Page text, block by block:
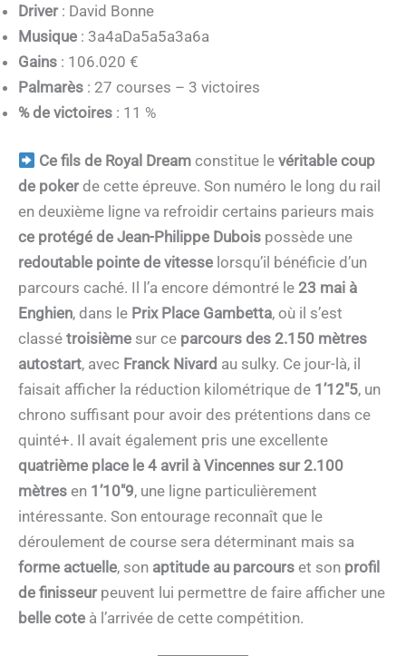
Driver: David Bonne
Musique : 3a4aDa5a5a3a6a
Gains : 106.020 €
Palmarès : 27 courses – 3 victoires
% de victoires : 11 %
Ce fils de Royal Dream constitue levéritable coup
de pokerde cette épreuve. Son numéro le long du rail
en deuxième ligne va refroidir certains parieurs mais
ce protégé de Jean-Philippe Dubois possède une
redoutable pointe de vitesse lorsqu’il bénéficie d’un
parcours caché. Il l’a encore démontré le 23 mai à
Enghien, dans le Prix Place Gambetta, où il s’est
classé troisième sur ce parcours des 2.150 mètres
autostart, avec Franck Nivard au sulky. Ce jour-là, il
faisait afficher la réduction kilométrique de 1’12″5, un
chrono suffisant pour avoir des prétentions dans ce
quinté+. Il avait également pris une excellente
quatrième place le 4 avril à Vincennes sur 2.100
mètres en 1’10″9, une ligne particulièrement
intéressante. Son entourage reconnaît que le
déroulement de course sera déterminant mais sa
forme actuelle, son aptitude au parcours et son profil
de finisseurpeuvent lui permettre de faire afficher une
belle cote à l’arrivée de cette compétition.